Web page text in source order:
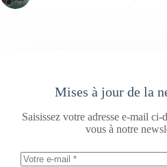
Mises à jour de la
Saisissez votre adresse e-mail ci-
vous à notre